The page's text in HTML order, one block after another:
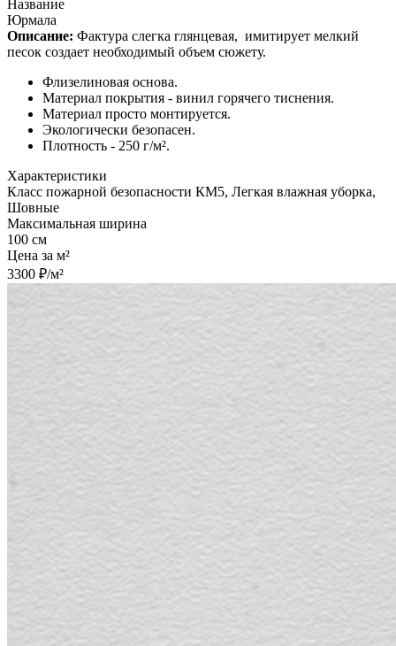
Название
Юрмала
Описание: Фактура слегка глянцевая, имитирует мелкий
песок создает необходимый объем сюжету.
Флизелиновая основа.
Материал покрытия - винил горячего тиснения.
Материал просто монтируется.
Экологически безопасен.
Плотность - 250 г/м².
Характеристики
Класс пожарной безопасности КМ5, Легкая влажная уборка,
Шовные
Максимальная ширина
100 см
Цена за м²
3300 ₽/м²